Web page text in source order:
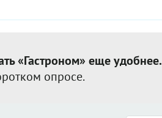
«Гастроном» еще удобнее.
опросе.